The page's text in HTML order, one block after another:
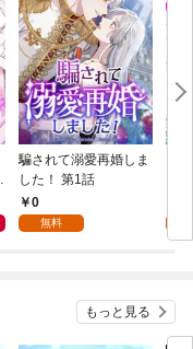
騙されて溺愛再婚しま
した！ 第1話
0
無料
もっと見る